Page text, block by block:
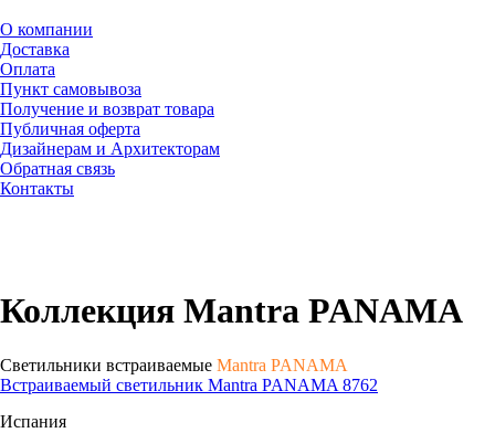
О компании
Доставка
Оплата
Пункт самовывоза
Получение и возврат товара
Публичная оферта
Дизайнерам и Архитекторам
Обратная связь
Контакты
Коллекция Mantra PANAMA
Светильники встраиваемые Mantra PANAMA
Встраиваемый светильник Mantra PANAMA 8762
Испания